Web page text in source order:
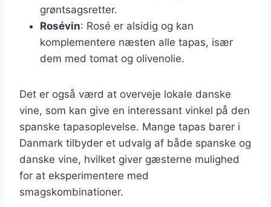
grøntsagsretter.
Rosévin: Rosé er alsidig og kan
komplementere næsten alle tapas, især
dem med tomat og olivenolie.
Det er også værd at overveje lokale danske
vine, som kan give en interessant vinkel på den
spanske tapasoplevelse. Mange tapas barer i
Danmark tilbyder et udvalg af både spanske og
danske vine, hvilket giver gæsterne mulighed
for at eksperimentere med
smagskombinationer.